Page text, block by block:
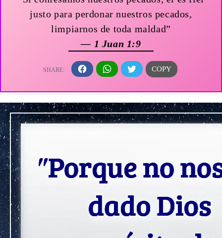
justo para perdonar nuestros pecados,
limpiarnos de toda maldad”
— 1 Juan 1:9